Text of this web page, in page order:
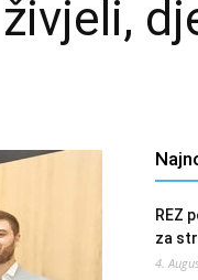
REZ
za
4.